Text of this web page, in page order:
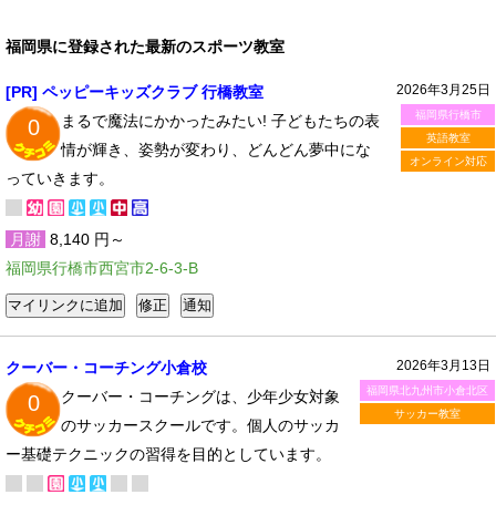
福岡県に登録された最新のスポーツ教室
2026年3月25日
福岡県行橋市
英語教室
オンライン対応
[PR] ペッピーキッズクラブ 行橋教室
0
まるで魔法にかかったみたい! 子どもたちの表
情が輝き、姿勢が変わり、どんどん夢中にな
っていきます。
月謝 8,140 円～
福岡県行橋市西宮市2-6-3-B
2026年3月13日
福岡県北九州市小倉北区
サッカー教室
クーバー・コーチング小倉校
0
クーバー・コーチングは、少年少女対象
のサッカースクールです。個人のサッカ
ー基礎テクニックの習得を目的としています。